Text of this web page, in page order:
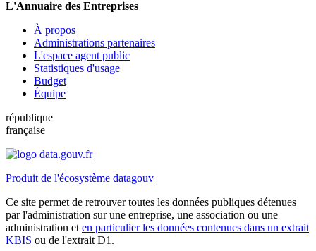
L'Annuaire des Entreprises
À propos
Administrations partenaires
L'espace agent public
Statistiques d'usage
Budget
Équipe
république
française
Produit de l'écosystème datagouv
Ce site permet de retrouver toutes les données publiques détenues
par l'administration sur une entreprise, une association ou une
administration et en particulier les données contenues dans un extrait
KBIS ou de l'extrait D1.